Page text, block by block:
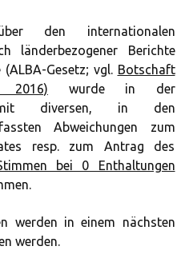
den internationalen
länderbezogener Berichte
Gesetz; vgl. Botschaft
wurde in der
mit diversen, in den
Abweichungen zum
resp. zum Antrag des
bei 0 Enthaltungen
werden in einem nächsten
werden.